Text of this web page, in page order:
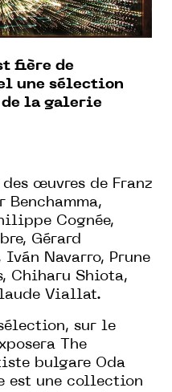
fière de
une sélection
la galerie
œuvres de Franz
Benchamma,
Cognée,
Gérard
Navarro, Prune
Chiharu Shiota,
Viallat.
sur le
The
bulgare Oda
est une collection